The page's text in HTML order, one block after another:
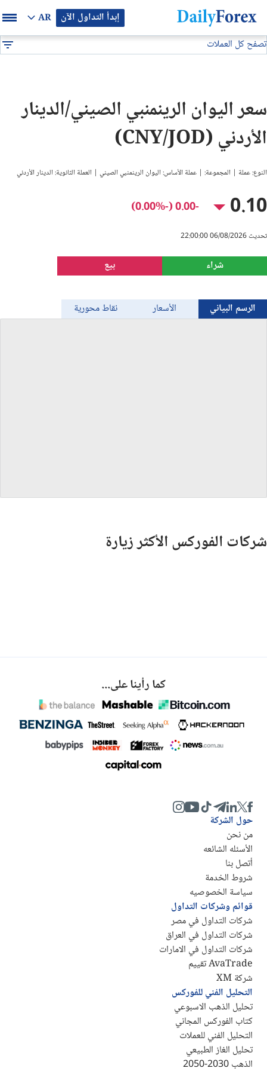
إبدأ التداول الآن AR
بيان إعلاني
تصفح كل العملات
GBP/USD
USD/JPY
USD/CAD
USD/CHF
Bitcoin/USD
سعر اليوان الرينمنبي الصيني/الدينار
الأردني (CNY/JOD)
النوع: عملة | المجموعة: | عملة الأساس: اليوان الرينمنبي الصيني | العملة الثانوية: الدينار الأردني
0.10
-0.00 (-0.00%)
شراء بيع
تحديث 06/08/2026 22:00:00
الرسم البياني الأسعار نقاط محورية
شركات الفوركس الأكثر زيارة
كما رأينا على...
حول الشركة
من نحن
الأسئله الشائعه
أتصل بنا
شروط الخدمة
سياسة الخصوصيه
قوائم وشركات التداول
شركات التداول في مصر
شركات التداول في العراق
شركات التداول في الامارات
AvaTrade تقييم
شركة XM
التحليل الفني للفوركس
تحليل الذهب الاسبوعي
كتاب الفوركس المجاني
التحليل الفني للعملات
تحليل الغاز الطبيعي
الذهب 2030-2050